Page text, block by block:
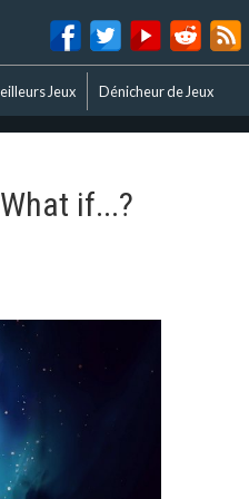
Jeux Dénicheur de Jeux
if...?